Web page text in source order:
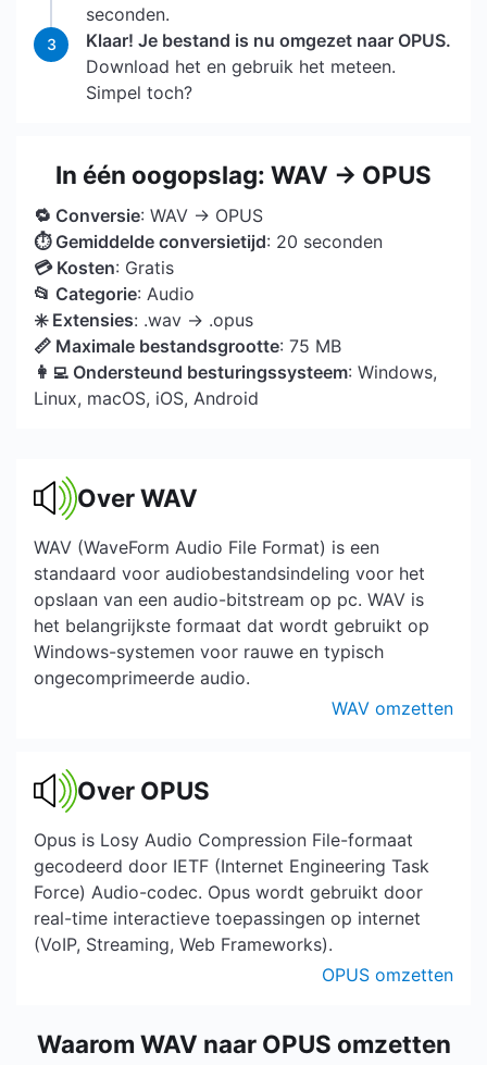
seconden.
3
Klaar! Je bestand is nu omgezet naar OPUS.
Download het en gebruik het meteen.
Simpel toch?
In één oogopslag: WAV → OPUS
🔁 Conversie: WAV → OPUS
⏱ Gemiddelde conversietijd: 20 seconden
💳 Kosten: Gratis
📂 Categorie: Audio
✳️ Extensies: .wav → .opus
📏 Maximale bestandsgrootte: 75 MB
👩‍💻 Ondersteund besturingssysteem: Windows,
Linux, macOS, iOS, Android
Over WAV
WAV (WaveForm Audio File Format) is een
standaard voor audiobestandsindeling voor het
opslaan van een audio-bitstream op pc. WAV is
het belangrijkste formaat dat wordt gebruikt op
Windows-systemen voor rauwe en typisch
ongecomprimeerde audio.
WAV omzetten
Over OPUS
Opus is Losy Audio Compression File-formaat
gecodeerd door IETF (Internet Engineering Task
Force) Audio-codec. Opus wordt gebruikt door
real-time interactieve toepassingen op internet
(VoIP, Streaming, Web Frameworks).
OPUS omzetten
Waarom WAV naar OPUS omzetten